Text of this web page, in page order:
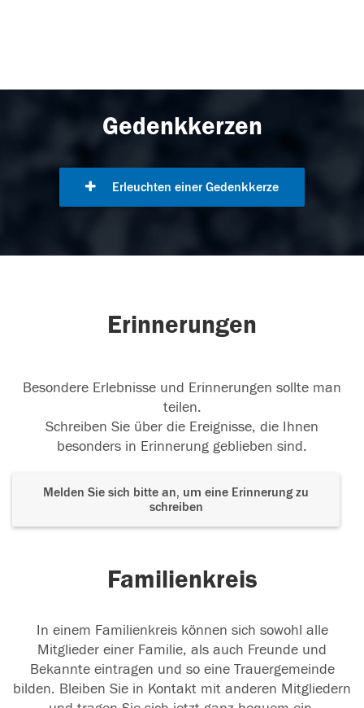
Gedenkkerzen
Erleuchten einer Gedenkkerze
Erinnerungen
Besondere Erlebnisse und Erinnerungen sollte man
teilen.
Schreiben Sie über die Ereignisse, die Ihnen
besonders in Erinnerung geblieben sind.
Melden Sie sich bitte an, um eine Erinnerung zu
schreiben
Familienkreis
In einem Familienkreis können sich sowohl alle
Mitglieder einer Familie, als auch Freunde und
Bekannte eintragen und so eine Trauergemeinde
bilden. Bleiben Sie in Kontakt mit anderen Mitgliedern